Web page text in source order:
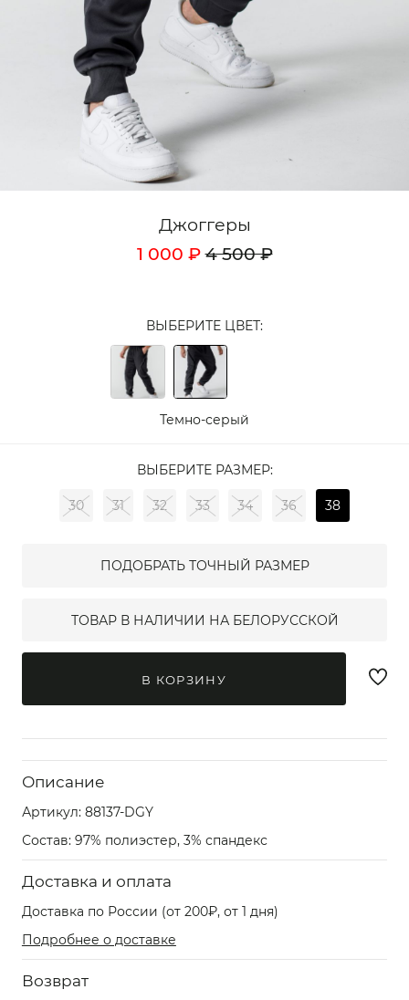
Джоггеры
1 000 ₽ 4 500 ₽
ВЫБЕРИТЕ ЦВЕТ:
Темно-серый
ВЫБЕРИТЕ РАЗМЕР:
30 31 32 33 34 36 38
ПОДОБРАТЬ ТОЧНЫЙ РАЗМЕР
ТОВАР В НАЛИЧИИ НА БЕЛОРУССКОЙ
В КОРЗИНУ
Описание
Артикул: 88137-DGY
Состав: 97% полиэстер, 3% спандекс
Доставка и оплата
Доставка по России (от 200₽, от 1 дня)
Подробнее о доставке
Возврат
Кардиганы
Комплекты
Лонгсливы
Рубашки
Аксессуары